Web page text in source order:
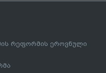
რეფორმის ეროვნული